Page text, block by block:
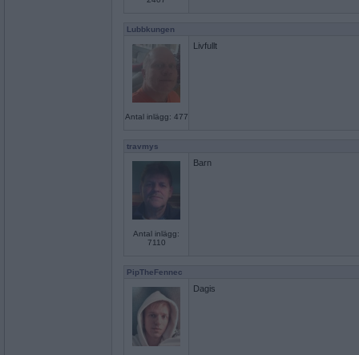
Lubbkungen
Antal inlägg: 477
Livfullt
travmys
Antal inlägg:
7110
Barn
PipTheFennec
Dagis